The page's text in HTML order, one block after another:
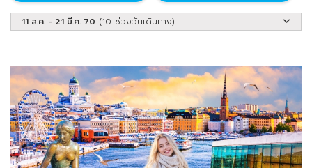
11 ส.ค. - 21 มี.ค. 70 (10 ช่วงวันเดินทาง)